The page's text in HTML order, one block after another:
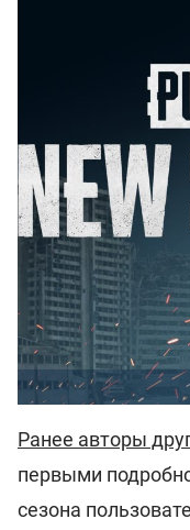
Ранее авторы
первыми
сезона